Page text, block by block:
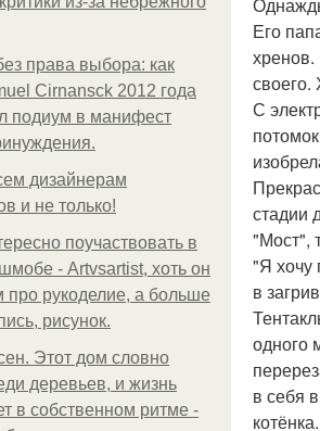
права выбора: как
Cirnansck 2012 года
подиум в манифест
дизайнерам
и не только!
поучаствовать в
- Artvsartist, хоть он
про рукоделие, а больше
рисунок.
Этот дом словно
деревьев, и жизнь
в собственном ритме -
Его
хренов.
своего.
С
стадии
"Мост",
"Я хочу
в
одного
в себя